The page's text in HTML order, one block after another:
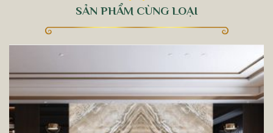
SẢN PHẨM CÙNG LOẠI